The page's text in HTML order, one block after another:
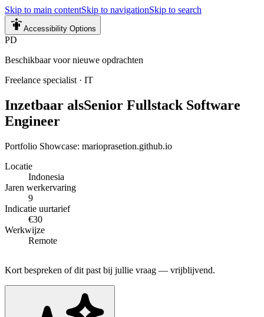
Skip to main contentSkip to navigationSkip to search
Accessibility Options
PD
Beschikbaar voor nieuwe opdrachten
Freelance specialist · IT
Inzetbaar alsSenior Fullstack Software
Engineer
Portfolio Showcase: marioprasetion.github.io
Locatie
Indonesia
Jaren werkervaring
9
Indicatie uurtarief
€30
Werkwijze
Remote
Kort bespreken of dit past bij jullie vraag — vrijblijvend.